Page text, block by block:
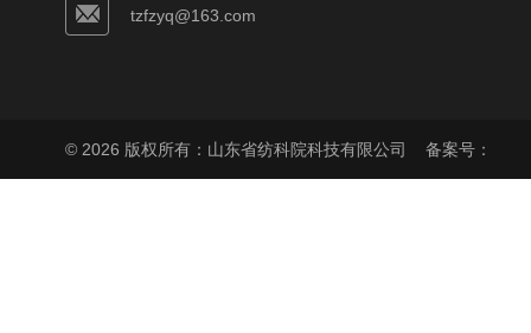
tzfzyq@163.com
© 2026 版权所有：山东省纺科院科技有限公司 备案号：